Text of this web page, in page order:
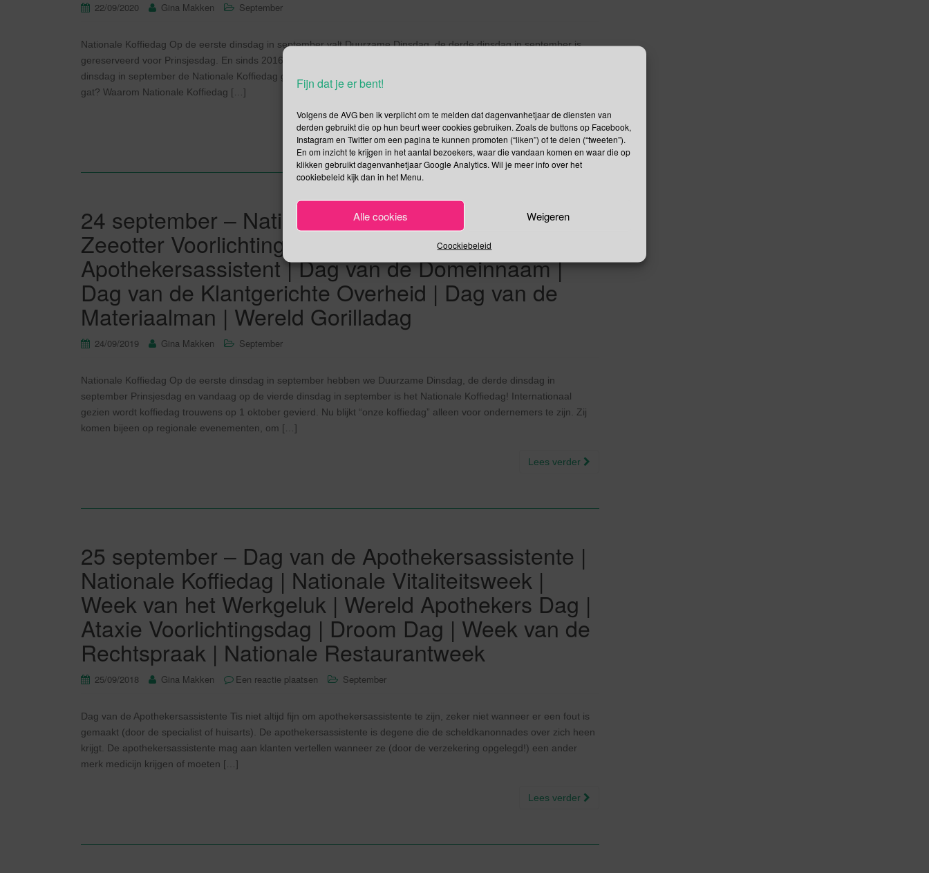
Fijn dat je er bent!
Volgens de AVG ben ik verplicht om te melden dat dagenvanhetjaar de diensten van
derden gebruikt die op hun beurt weer cookies gebruiken. Zoals de buttons op Facebook,
Instagram en Twitter om een pagina te kunnen promoten (“liken”) of te delen (“tweeten”).
En om inzicht te krijgen in het aantal bezoekers, waar die vandaan komen en waar die op
klikken gebruikt dagenvanhetjaar Google Analytics. Wil je meer info over het
cookiebeleid kijk dan in het Menu.
Alle cookies Weigeren
Coockiebeleid
22/09/2020 Gina Makken September
Nationale Koffiedag Op de eerste dinsdag in september valt Duurzame Dinsdag, de derde dinsdag in september is
gereserveerd voor Prinsjesdag. En sinds 2016 wordt door een specialist in koffie en koffieautomaten op de vierde
dinsdag in september de Nationale Koffiedag georganiseerd. Blijft de tweede dinsdag in september open, wie vult dit
gat? Waarom Nationale Koffiedag […]
Lees verder
24 september – Nationale Koffiedag | FH Dag |
Zeeotter Voorlichtingsweek | Dag van de
Apothekersassistent | Dag van de Domeinnaam |
Dag van de Klantgerichte Overheid | Dag van de
Materiaalman | Wereld Gorilladag
24/09/2019 Gina Makken September
Nationale Koffiedag Op de eerste dinsdag in september hebben we Duurzame Dinsdag, de derde dinsdag in
september Prinsjesdag en vandaag op de vierde dinsdag in september is het Nationale Koffiedag! Internationaal
gezien wordt koffiedag trouwens op 1 oktober gevierd. Nu blijkt “onze koffiedag” alleen voor ondernemers te zijn. Zij
komen bijeen op regionale evenementen, om […]
Lees verder
25 september – Dag van de Apothekersassistente |
Nationale Koffiedag | Nationale Vitaliteitsweek |
Week van het Werkgeluk | Wereld Apothekers Dag |
Ataxie Voorlichtingsdag | Droom Dag | Week van de
Rechtspraak | Nationale Restaurantweek
25/09/2018 Gina Makken Een reactie plaatsen September
Dag van de Apothekersassistente Tis niet altijd fijn om apothekersassistente te zijn, zeker niet wanneer er een fout is
gemaakt (door de specialist of huisarts). De apothekersassistente is degene die de scheldkanonnades over zich heen
krijgt. De apothekersassistente mag aan klanten vertellen wanneer ze (door de verzekering opgelegd!) een ander
merk medicijn krijgen of moeten […]
Lees verder